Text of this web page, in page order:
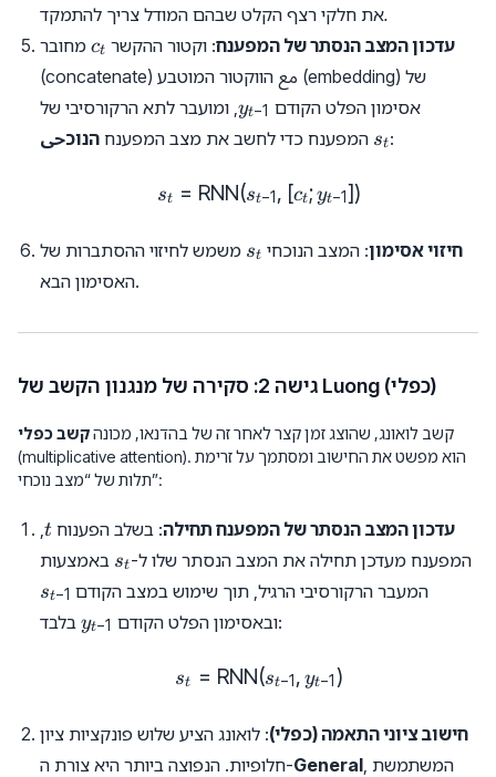
את חלקי רצף הקלט שבהם המודל צריך להתמקד.
עדכון המצב הנסתר של המפענח: וקטור ההקשר
c_t
ct
מחובר
(concatenate) مع הווקטור המוטבע (embedding) של
אסימון הפלט הקודם
y_{t-
1}
yt−1
, ומועבר לתא הרקורסיבי של
המפענח כדי לחשב את מצב המפענח הנוכحی s_t
st:
s_t = \text{RNN}(s_{t-1},
st = RNN(st−1 , [ct;yt−1 ])
חיזוי אסימון: המצב הנוכחי
s_t
st
משמש לחיזוי ההסתברות של
האסימון הבא.
גישה 2: סקירה של מנגנון הקשב של Luong (כפלי)
קשב לואונג, שהוצג זמן קצר לאחר זה של בהדנאו, מכונהקשב כפלי
(multiplicative attention). הוא מפשט את החישוב ומסתמך על זרימת
תלות של “מצב נוכחי”:
עדכון המצב הנסתר של המפענח תחילה: בשלב הפענוח
t
t
המפענח מעדכן תחילה את המצב הנסתר שלו ל-
s_t
st
באמצעות
המעבר הרקורסיבי הרגיל, תוך שימוש במצב הקודם
s_{t-
1}
st−1
ובאסימון הפלט הקודם
y_{t-
yt−1 בלבד:
s_t = \text{RNN}(s_{t-1},
st = RNN(st−1 , yt−1 )
חישוב ציוני התאמה (כפלי): לואונג הציע שלוש פונקציות ציון
חלופיות. הנפוצה ביותר היא צורת ה-General